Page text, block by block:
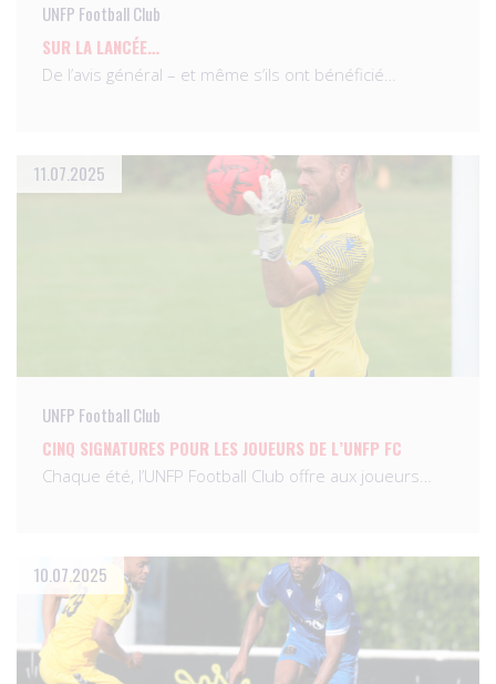
UNFP Football Club
SUR LA LANCÉE…
De l’avis général – et même s’ils ont bénéficié…
11.07.2025
UNFP Football Club
CINQ SIGNATURES POUR LES JOUEURS DE L’UNFP FC
Chaque été, l’UNFP Football Club offre aux joueurs…
10.07.2025